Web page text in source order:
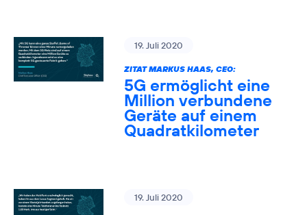
19. Juli 2020
ZITAT MARKUS HAAS, CEO:
5G ermöglicht eine
Million verbundene
Geräte auf einem
Quadratkilometer
19. Juli 2020